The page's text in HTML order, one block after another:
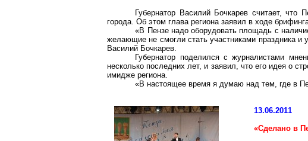
Губернатор Василий Бочкарев считает,
города. Об этом глава региона заявил в ходе
«В Пензе надо оборудовать площадь с
желающие не смогли стать участниками праздника
Василий Бочкарев.
Губернатор поделился с журналистами
несколько последних лет, и заявил, что его идея о
имидже региона.
«В настоящее время я думаю над тем, где в
13.06.2011
«Сделано в